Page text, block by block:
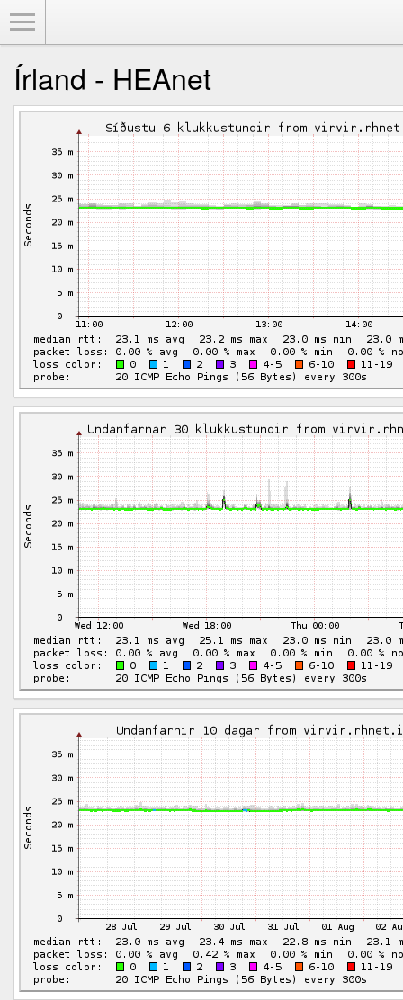
Írland - HEAnet